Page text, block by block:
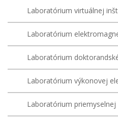
Laboratórium virtuálnej
Laboratórium
Laboratórium
Laboratórium výkonovej
Laboratórium